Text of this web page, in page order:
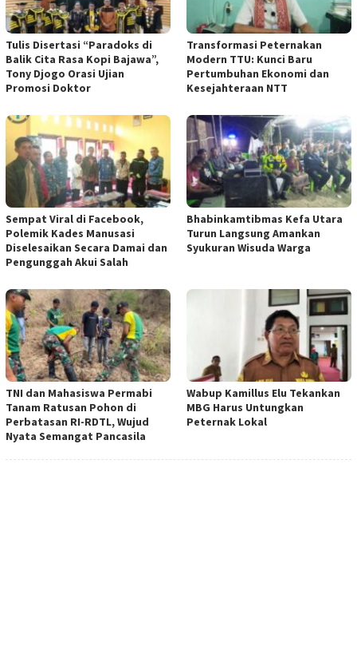
Tulis Disertasi “Paradoks di
Balik Cita Rasa Kopi Bajawa”,
Tony Djogo Orasi Ujian
Promosi Doktor
Transformasi Peternakan
Modern TTU: Kunci Baru
Pertumbuhan Ekonomi dan
Kesejahteraan NTT
Sempat Viral di Facebook,
Polemik Kades Manusasi
Diselesaikan Secara Damai dan
Pengunggah Akui Salah
Bhabinkamtibmas Kefa Utara
Turun Langsung Amankan
Syukuran Wisuda Warga
TNI dan Mahasiswa Permabi
Tanam Ratusan Pohon di
Perbatasan RI-RDTL, Wujud
Nyata Semangat Pancasila
Wabup Kamillus Elu Tekankan
MBG Harus Untungkan
Peternak Lokal